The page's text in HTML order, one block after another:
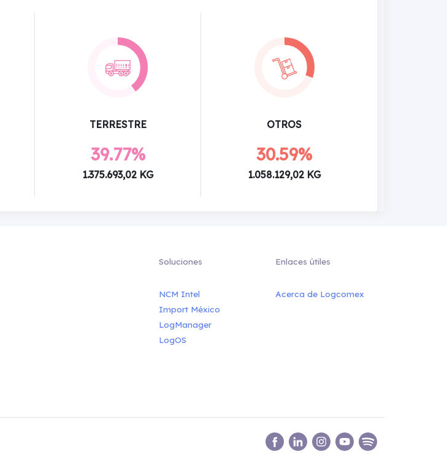
TERRESTRE
39.77%
1.375.693,02 KG
OTROS
30.59%
1.058.129,02 KG
Soluciones
NCM Intel
Import México
LogManager
LogOS
Enlaces útiles
Acerca de Logcomex